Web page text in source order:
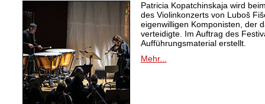
Patricia Kopatchinskaja wird
des Violinkonzerts von Luboš
eigenwilligen Komponisten, der
verteidigte. Im Auftrag des
Aufführungsmaterial erstellt.
Mehr...